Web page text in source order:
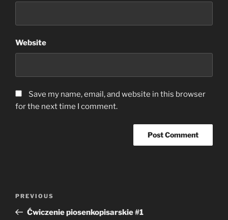
Website
Save my name, email, and website in this browser
for the next time I comment.
Previous
Post
PREVIOUS
Ćwiczenie piosenkopisarskie #1